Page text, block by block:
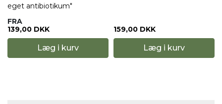
eget antibiotikum"
FRA
139,00 DKK
Læg i kurv
159,00 DKK
Læg i kurv